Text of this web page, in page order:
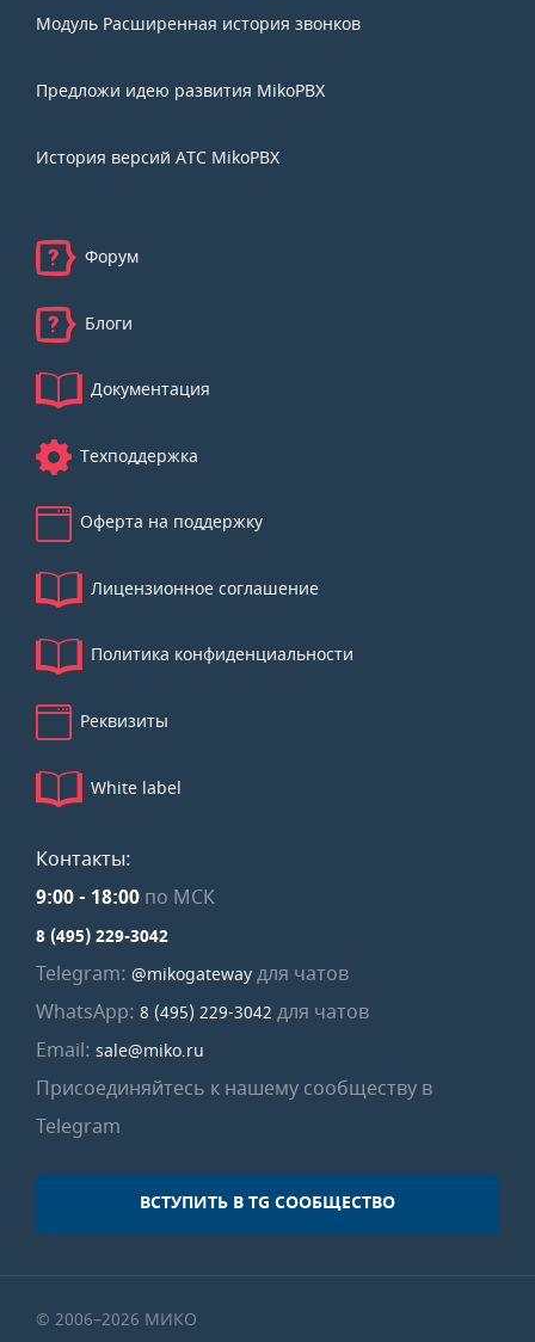
Модуль Расширенная история звонков
Предложи идею развития MikoPBX
История версий АТС MikoPBX
Форум
Блоги
Документация
Техподдержка
Оферта на поддержку
Лицензионное соглашение
Политика конфиденциальности
Реквизиты
White label
Контакты:
9:00- 18:00по МСК
8 (495) 229-3042
Telegram: @mikogatewayдля чатов
WhatsApp: 8 (495) 229-3042 для чатов
Email: sale@miko.ru
Присоединяйтесь к нашему сообществу в
Telegram
ВСТУПИТЬ В TG СООБЩЕСТВО
© 2006–2026 МИКО